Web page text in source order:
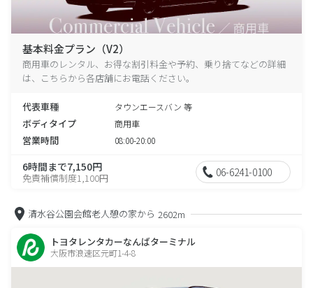
基本料金プラン（V2）
商用車のレンタル、お得な割引料金や予約、乗り捨てなどの詳細
は、こちらから各店舗にお電話ください。
代表車種 タウンエースバン 等
ボディタイプ 商用車
営業時間 08:00-20:00
6時間まで7,150円
免責補償制度1,100円 06-6241-0100
清水谷公園会館老人憩の家から 2602m
トヨタレンタカーなんばターミナル
大阪市浪速区元町1-4-8